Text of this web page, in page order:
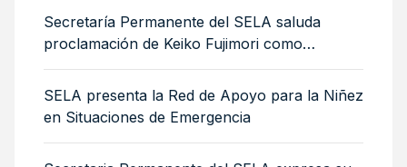
Secretaría Permanente del SELA saluda
proclamación de Keiko Fujimori como
Presidenta de Perú
SELA presenta la Red de Apoyo para la Niñez
en Situaciones de Emergencia